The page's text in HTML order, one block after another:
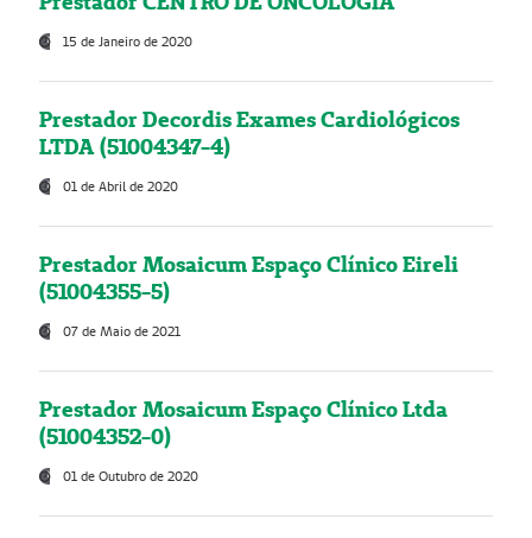
15 de Janeiro de 2020
Prestador Decordis Exames Cardiológicos
LTDA (51004347-4)
01 de Abril de 2020
Prestador Mosaicum Espaço Clínico Eireli
(51004355-5)
07 de Maio de 2021
Prestador Mosaicum Espaço Clínico Ltda
(51004352-0)
01 de Outubro de 2020